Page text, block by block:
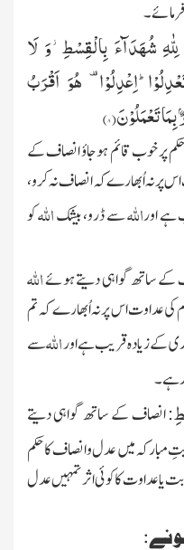
لِلّٰهِ شُهَدَآءَ بِالْقِسْطِ٘-وَ لَا
اِعْدِلُوْا- هُوَ اَقْرَبُ
تَعْمَلُوْنَ(۸)
پر خوب قائم ہوجاؤ انصاف کے
اس پر نہ اُبھارے کہ انصاف نہ کرو،
ہے اوراللہسے ڈرو، بیشکاللہکو
کے ساتھ گواہی دیتے ہوئےاللہ
کی عداوت اس پر نہ اُبھارے کہ تم
کے زیادہ قریب ہے اوراللہسے
ہے۔
: انصاف کے ساتھ گواہی دیتے
مبارکہ میں عدل و انصاف کا حکم
یا عداوت کا کوئی اثر تمہیں عدل